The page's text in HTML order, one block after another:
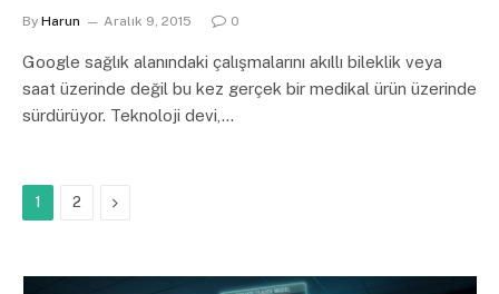
By Harun Aralık 9, 2015 0
Google sağlık alanındaki çalışmalarını akıllı bileklik veya
saat üzerinde değil bu kez gerçek bir medikal ürün üzerinde
sürdürüyor. Teknoloji devi,…
1 2 Next